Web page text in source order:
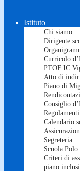
Istituto
Chi siamo
Dirigente
Curricolo
PTOF IC
Atto di
Piano di
Consiglio
Regolamenti
Calendario
Segreteria
Scuola
Criteri di
piano